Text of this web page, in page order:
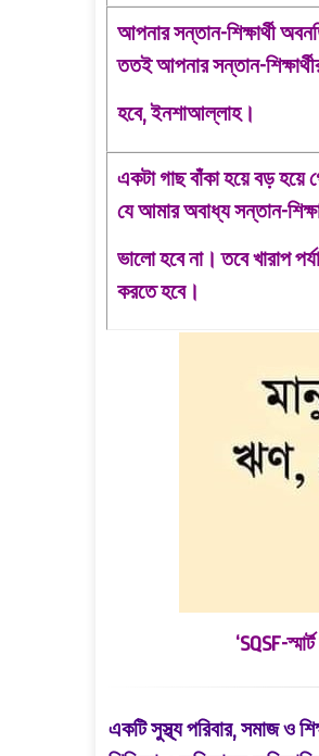
আপনার সন্তান-শিক্ষার্থী
ততই আপনার সন্তান-
হবে,ইনশাআল্লাহ।
একটা গাছ বাঁকা হয়ে বড়
যে আমার অবাধ্য সন্তান-
ভালোহবে না। তবে খারাপ
করতেহবে।
‘SQSF-
একটি সুস্থ্য পরিবার, সমাজ ও